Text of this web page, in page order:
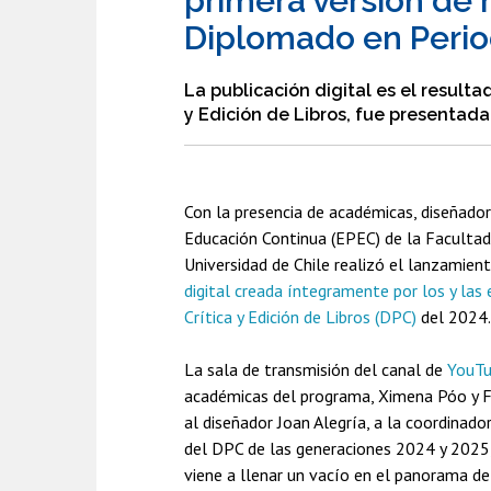
Diplomado en
La publicación digital es el
y Edición de Libros, fue
Con la presencia de académicas,
Educación Continua (EPEC) de la
Universidad de Chile realizó el
digital creada íntegramente por los y
Crítica y Edición de Libros (DPC) del 2024.
La sala de transmisión del canal de
académicas del programa, Ximena Póo y
al diseñador Joan Alegría, a la
del DPC de las generaciones 2024 y
viene a llenar un vacío en el panorama